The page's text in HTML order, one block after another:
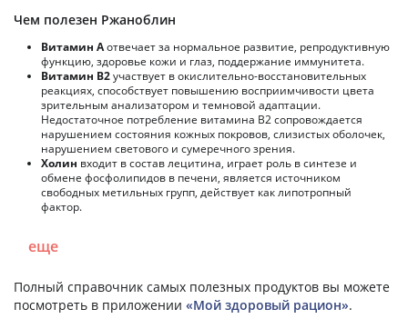
Чем полезен Ржаноблин
Витамин Аотвечает за нормальное развитие, репродуктивную
функцию, здоровье кожи и глаз, поддержание иммунитета.
Витамин В2участвует в окислительно-восстановительных
реакциях, способствует повышению восприимчивости цвета
зрительным анализатором и темновой адаптации.
Недостаточное потребление витамина В2 сопровождается
нарушением состояния кожных покровов, слизистых оболочек,
нарушением светового и сумеречного зрения.
Холин входит в состав лецитина, играет роль в синтезе и
обмене фосфолипидов в печени, является источником
свободных метильных групп, действует как липотропный
фактор.
еще
Полный справочник самых полезных продуктов вы можете
посмотреть в приложении «Мой здоровый рацион».